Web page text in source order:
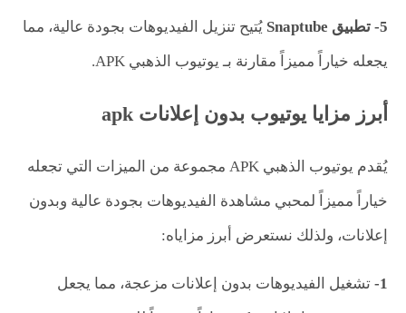
5- تطبيق Snaptube يُتيح تنزيل الفيديوهات بجودة عالية، مما
يجعله خياراً مميزاً مقارنة بـ يوتيوب الذهبي APK.
أبرز مزايا يوتيوب بدون إعلانات apk
يُقدم يوتيوب الذهبي APK مجموعة من الميزات التي تجعله
خياراً مميزاً لمحبي مشاهدة الفيديوهات بجودة عالية وبدون
إعلانات، ولذلك نستعرض أبرز مزاياه:
1- تشغيل الفيديوهات بدون إعلانات مزعجة، مما يجعل